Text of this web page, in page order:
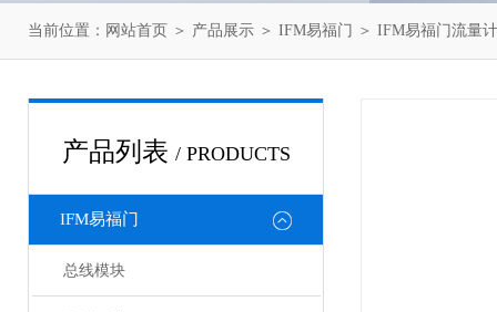
当前位置： 网站首页 ＞ 产品展示 ＞ IFM易福门 ＞ IFM易福门流量计
产品列表 / PRODUCTS
IFM易福门
总线模块